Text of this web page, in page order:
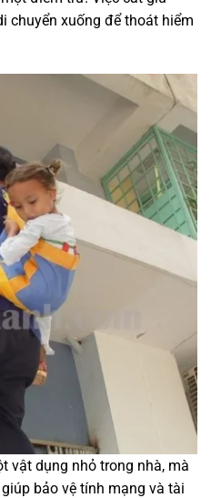
chuyển xuống để thoát hiểm
vật dụng nhỏ trong nhà, mà
bảo vệ tính mạng và tài